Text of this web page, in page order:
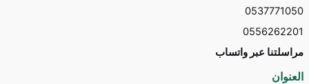
0537771050
0556262201
مراسلتنا عبر واتساب
العنوان